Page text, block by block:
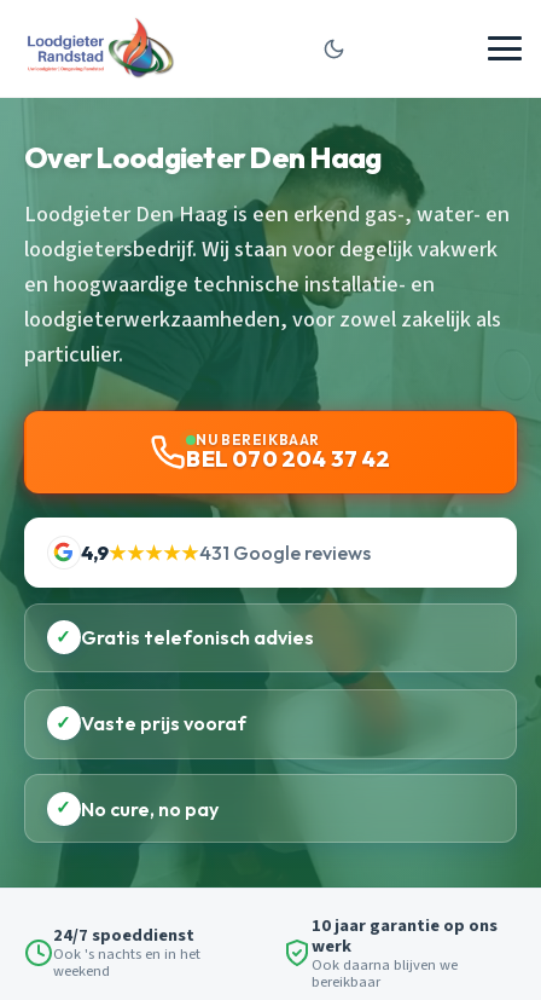
Over Loodgieter Den Haag
Loodgieter Den Haag is een erkend gas-, water- en
loodgietersbedrijf. Wij staan voor degelijk vakwerk
en hoogwaardige technische installatie- en
loodgieterwerkzaamheden, voor zowel zakelijk als
particulier.
NU BEREIKBAAR
BEL 070 204 37 42
4,9★★★★★431 Google reviews
✓ Gratis telefonisch advies
✓ Vaste prijs vooraf
✓ No cure, no pay
24/7 spoeddienst
Ook 's nachts en in het
weekend
10 jaar garantie op ons
werk
Ook daarna blijven we
bereikbaar